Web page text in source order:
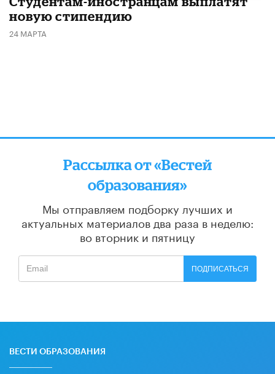
новую стипендию
24 МАРТА
Рассылка от «Вестей
образования»
Мы отправляем подборку лучших и
актуальных материалов два раза в неделю:
во вторник и пятницу
ПОДПИСАТЬСЯ
ВЕСТИ ОБРАЗОВАНИЯ